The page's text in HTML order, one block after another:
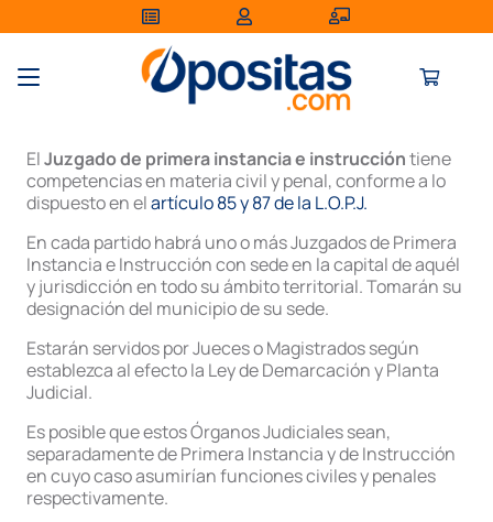
ElJuzgado de primera instancia e instruccióntiene
competencias en materia civil y penal, conforme a lo
dispuesto en elartículo 85 y 87 de la L.O.P.J.
En cada partido habrá uno o más Juzgados de Primera
Instancia e Instrucción con sede en la capital de aquél
y jurisdicción en todo su ámbito territorial. Tomarán su
designación del municipio de su sede.
Estarán servidos por Jueces o Magistrados según
establezca al efecto la Ley de Demarcación y Planta
Judicial.
Es posible que estos Órganos Judiciales sean,
separadamente de Primera Instancia y de Instrucción
en cuyo caso asumirían funciones civiles y penales
respectivamente.